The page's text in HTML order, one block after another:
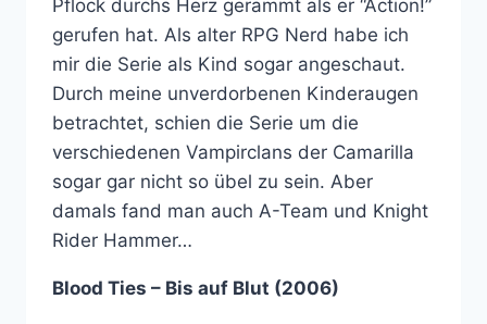
Pflock durchs Herz gerammt als er “Action!”
gerufen hat. Als alter RPG Nerd habe ich
mir die Serie als Kind sogar angeschaut.
Durch meine unverdorbenen Kinderaugen
betrachtet, schien die Serie um die
verschiedenen Vampirclans der Camarilla
sogar gar nicht so übel zu sein. Aber
damals fand man auch A-Team und Knight
Rider Hammer…
Blood Ties – Bis auf Blut (2006)